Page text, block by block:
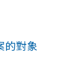
的對象